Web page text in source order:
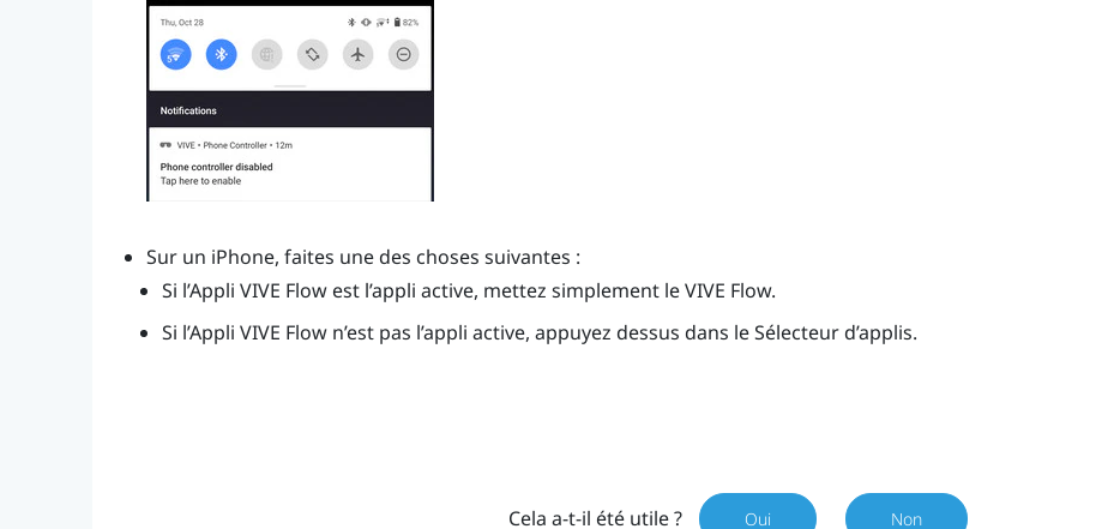
Sur un iPhone, faites une des choses suivantes :
Si l’Appli VIVE Flowest l’appli active, mettez simplement leVIVE Flow.
Si l’Appli VIVE Flown’est pas l’appli active, appuyez dessus dans le Sélecteur d’applis.
Cela a-t-il été utile ? Oui Non